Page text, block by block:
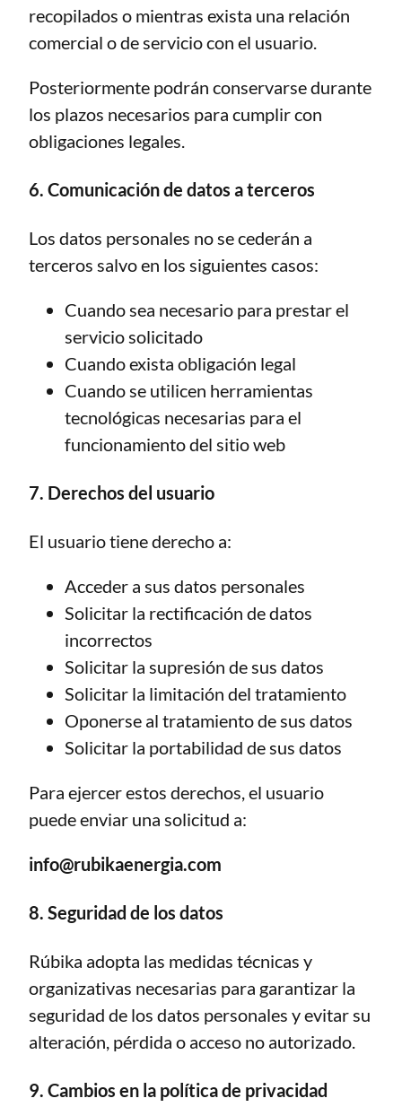
recopilados o mientras exista una relación
comercial o de servicio con el usuario.
Posteriormente podrán conservarse durante
los plazos necesarios para cumplir con
obligaciones legales.
6. Comunicación de datos a terceros
Los datos personales no se cederán a
terceros salvo en los siguientes casos:
Cuando sea necesario para prestar el
servicio solicitado
Cuando exista obligación legal
Cuando se utilicen herramientas
tecnológicas necesarias para el
funcionamiento del sitio web
7. Derechos del usuario
El usuario tiene derecho a:
Acceder a sus datos personales
Solicitar la rectificación de datos
incorrectos
Solicitar la supresión de sus datos
Solicitar la limitación del tratamiento
Oponerse al tratamiento de sus datos
Solicitar la portabilidad de sus datos
Para ejercer estos derechos, el usuario
puede enviar una solicitud a:
info@rubikaenergia.com
8. Seguridad de los datos
Rúbika adopta las medidas técnicas y
organizativas necesarias para garantizar la
seguridad de los datos personales y evitar su
alteración, pérdida o acceso no autorizado.
9. Cambios en la política de privacidad